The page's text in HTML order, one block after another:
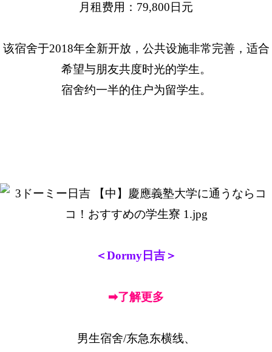
月租费用：79,800日元
该宿舍于2018年全新开放，公共设施非常完善，适合
希望与朋友共度时光的学生。
宿舍约一半的住户为留学生。
＜Dormy日吉＞
➡了解更多
男生宿舍/东急东横线、